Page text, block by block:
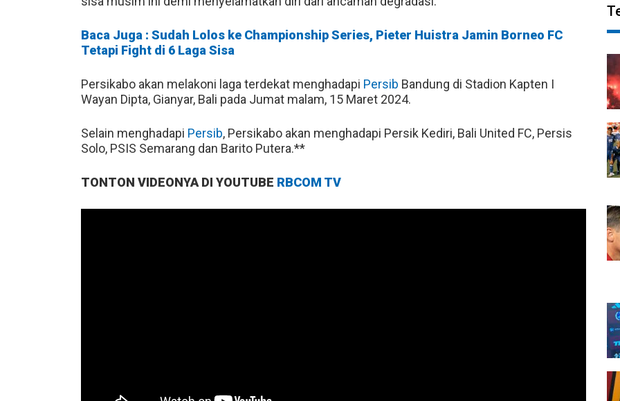
Baca Juga : Sudah Lolos ke Championship Series, Pieter Huistra Jamin Borneo FC
Tetapi Fight di 6 Laga Sisa
Persikabo akan melakoni laga terdekat menghadapi Persib Bandung di Stadion Kapten I
Wayan Dipta, Gianyar, Bali pada Jumat malam, 15 Maret 2024.
Selain menghadapi Persib, Persikabo akan menghadapi Persik Kediri, Bali United FC, Persis
Solo, PSIS Semarang dan Barito Putera.**
TONTON VIDEONYA DI YOUTUBE RBCOM TV